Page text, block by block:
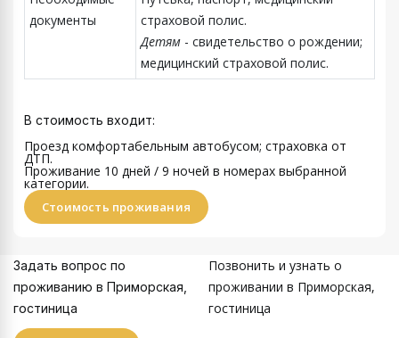
документы
страховой полис.
Детям - свидетельство о рождении;
медицинский страховой полис.
В стоимость входит:
Проезд комфортабельным автобусом; страховка от
ДТП.
Проживание 10 дней / 9 ночей в номерах выбранной
категории.
Стоимость проживания
Задать вопрос по
проживанию в Приморская,
гостиница
Позвонить и узнать о
проживании в Приморская,
гостиница